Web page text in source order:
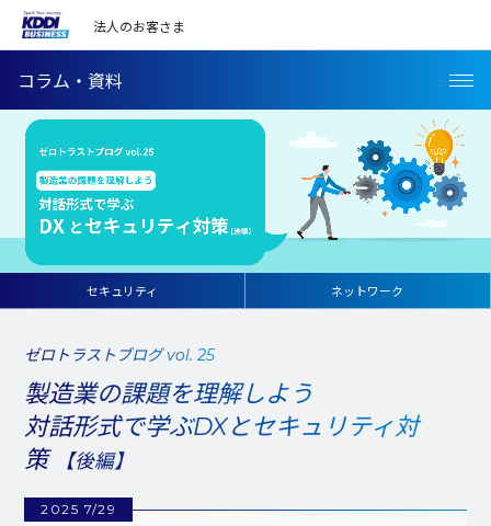
法人のお客さま
コラム・資料
セキュリティ ネットワーク
ゼロトラストブログ vol. 25
製造業の課題を理解しよう
対話形式で学ぶDXとセキュリティ対
策
【後編】
2025 7/29